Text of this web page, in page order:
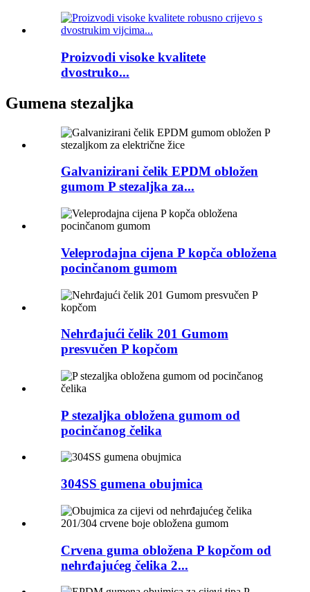
Proizvodi visoke kvalitete
dvostruko...
Gumena stezaljka
Galvanizirani čelik EPDM obložen
gumom P stezaljka za...
Veleprodajna cijena P kopča obložena
pocinčanom gumom
Nehrđajući čelik 201 Gumom
presvučen P kopčom
P stezaljka obložena gumom od
pocinčanog čelika
304SS gumena obujmica
Crvena guma obložena P kopčom od
nehrđajućeg čelika 2...